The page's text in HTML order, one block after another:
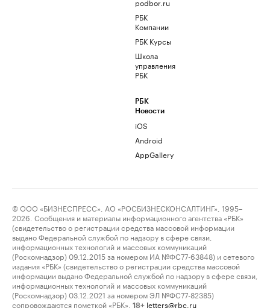
РБК
Компании
РБК Курсы
Школа
управления
РБК
РБК
Новости
iOS
Android
AppGallery
© ООО «БИЗНЕСПРЕСС», АО «РОСБИЗНЕСКОНСАЛТИНГ», 1995–
2026. Сообщения и материалы информационного агентства «РБК»
(свидетельство о регистрации средства массовой информации
выдано Федеральной службой по надзору в сфере связи,
информационных технологий и массовых коммуникаций
(Роскомнадзор) 09.12.2015 за номером ИА №ФС77-63848) и сетевого
издания «РБК» (свидетельство о регистрации средства массовой
информации выдано Федеральной службой по надзору в сфере связи,
информационных технологий и массовых коммуникаций
(Роскомнадзор) 03.12.2021 за номером ЭЛ №ФС77-82385)
сопровождаются пометкой «РБК».
18+ letters@rbc.ru